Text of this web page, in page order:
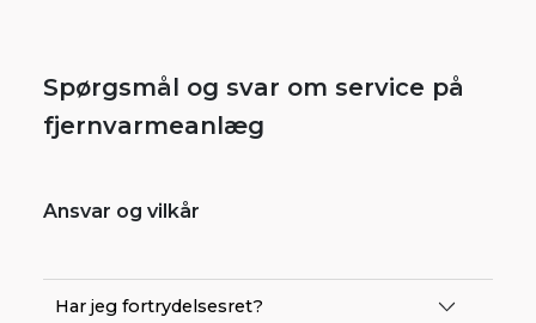
Spørgsmål og svar om service på
fjernvarmeanlæg
Ansvar og vilkår
Har jeg fortrydelsesret?